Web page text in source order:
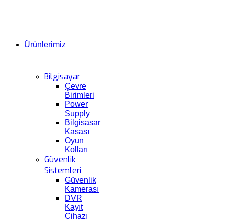
Ürünlerimiz
Bilgisayar
Çevre
Birimleri
Power
Supply
Bilgisasar
Kasası
Oyun
Kolları
Güvenlik
Sistemleri
Güvenlik
Kamerası
DVR
Kayıt
Cihazı